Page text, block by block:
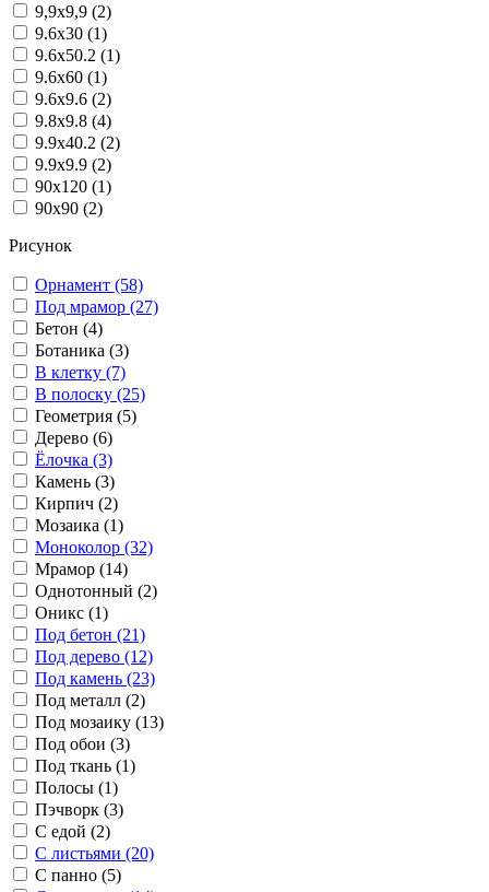
9,9x9,9 (2)
9.6x30 (1)
9.6x50.2 (1)
9.6x60 (1)
9.6x9.6 (2)
9.8x9.8 (4)
9.9x40.2 (2)
9.9x9.9 (2)
90x120 (1)
90x90 (2)
Рисунок
Орнамент (58)
Под мрамор (27)
Бетон (4)
Ботаника (3)
В клетку (7)
В полоску (25)
Геометрия (5)
Дерево (6)
Ёлочка (3)
Камень (3)
Кирпич (2)
Мозаика (1)
Моноколор (32)
Мрамор (14)
Однотонный (2)
Оникс (1)
Под бетон (21)
Под дерево (12)
Под камень (23)
Под металл (2)
Под мозаику (13)
Под обои (3)
Под ткань (1)
Полосы (1)
Пэчворк (3)
С едой (2)
С листьями (20)
С панно (5)